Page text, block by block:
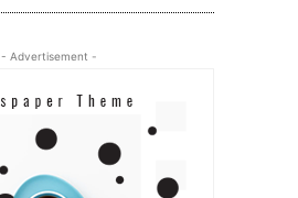
- Advertisement -